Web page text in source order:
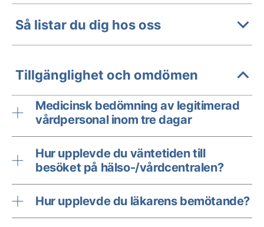
Så listar du dig hos oss
Tillgänglighet och omdömen
Medicinsk bedömning av legitimerad
vårdpersonal inom tre dagar
Hur upplevde du väntetiden till
besöket på hälso-/vårdcentralen?
Hur upplevde du läkarens bemötande?